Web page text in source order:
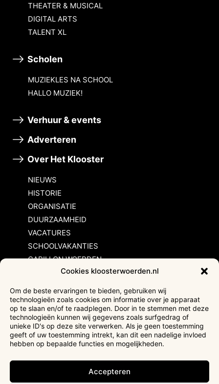
Cookies kloosterwoerden.nl
Om de beste ervaringen te bieden, gebruiken wij
technologieën zoals cookies om informatie over je apparaat
op te slaan en/of te raadplegen. Door in te stemmen met deze
technologieën kunnen wij gegevens zoals surfgedrag of
unieke ID's op deze site verwerken. Als je geen toestemming
geeft of uw toestemming intrekt, kan dit een nadelige invloed
hebben op bepaalde functies en mogelijkheden.
Accepteren
THEATER & MUSICAL
DIGITAL ARTS
TALENT XL
Scholen
MUZIEKLES NA SCHOOL
HALLO MUZIEK!
Verhuur & events
Adverteren
Over Het Klooster
NIEUWS
HISTORIE
ORGANISATIE
DUURZAAMHEID
VACATURES
SCHOOLVAKANTIES
CARILLON WOERDEN
Inschrijvingsvoorwaarden
Bezoekersvoorwaarden
Huurvoorwaarden
Privacyverklaring
Ticketverkoop